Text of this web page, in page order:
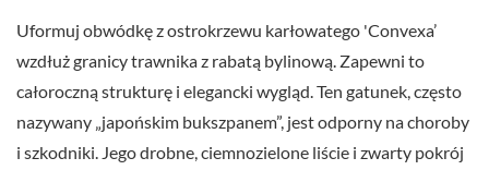
Uformuj obwódkę z ostrokrzewu karłowatego 'Convexa’
wzdłuż granicy trawnika z rabatą bylinową. Zapewni to
całoroczną strukturę i elegancki wygląd. Ten gatunek, często
nazywany „japońskim bukszpanem”, jest odporny na choroby
i szkodniki. Jego drobne, ciemnozielone liście i zwarty pokrój